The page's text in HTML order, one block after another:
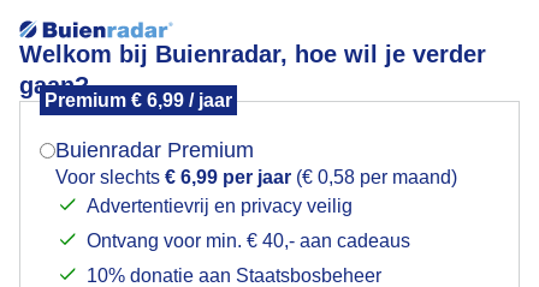
Welkom bij Buienradar, hoe wil je verder
gaan?
Premium € 6,99 / jaar
Buienradar Premium
Voor slechts € 6,99 per jaar (€ 0,58 per maand)
Advertentievrij en privacy veilig
Ontvang voor min. € 40,- aan cadeaus
10% donatie aan Staatsbosbeheer
Welkom op de Schaatsradar!
Mogen we je locatie gebruiken voor het
Indien je hier nog geen akkoord op hebt gegeven,
verschijnt er zo een pop-up uit je browser waarin